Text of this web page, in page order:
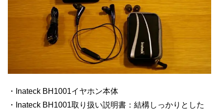
・Inateck BH1001イヤホン本体
・Inateck BH1001取り扱い説明書：結構しっかりとした